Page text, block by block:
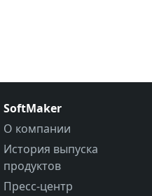
SoftMaker
О компании
История выпуска
продуктов
Пресс-центр